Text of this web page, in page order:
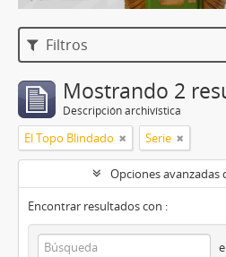
Filtros
Mostrando 2
Descripción archivística
El Topo Blindado Serie
Opciones avanzadas
Encontrar resultados con :